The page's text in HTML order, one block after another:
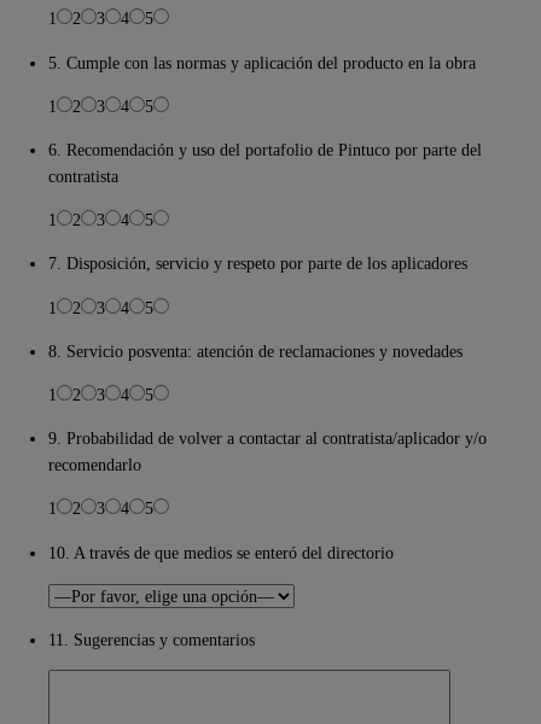
1 2 3 4 5
5. Cumple con las normas y aplicación del producto en la obra
1 2 3 4 5
6. Recomendación y uso del portafolio de Pintuco por parte del
contratista
1 2 3 4 5
7. Disposición, servicio y respeto por parte de los aplicadores
1 2 3 4 5
8. Servicio posventa: atención de reclamaciones y novedades
1 2 3 4 5
9. Probabilidad de volver a contactar al contratista/aplicador y/o
recomendarlo
1 2 3 4 5
10. A través de que medios se enteró del directorio
11. Sugerencias y comentarios